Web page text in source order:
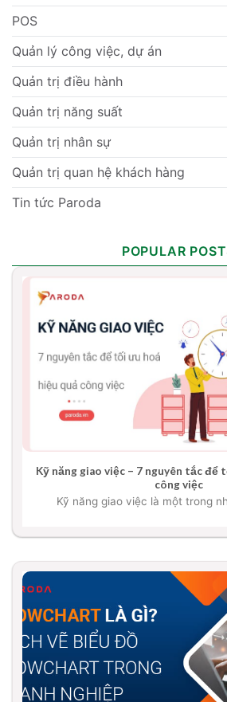
POS
Quản lý công việc, dự án
Quản trị điều hành
Quản trị năng suất
Quản trị nhân sự
Quản trị quan hệ khách hàng
Tin tức Paroda
POPULAR
Kỹ năng giao việc – 7 nguyên tắc để
công việc
Kỹ năng giao việc là một trong